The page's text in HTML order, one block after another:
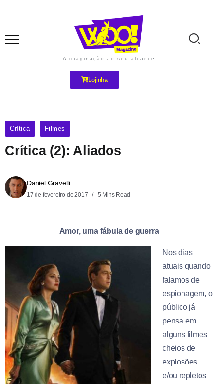
A imaginação ao seu alcance
Lojinha
Crítica Filmes
Crítica (2): Aliados
Daniel Gravelli
17 de fevereiro de 2017 5 Mins Read
Amor, uma fábula de guerra
Nos dias
atuais quando
falamos de
espionagem, o
público já
pensa em
alguns filmes
cheios de
explosões
e/ou repletos